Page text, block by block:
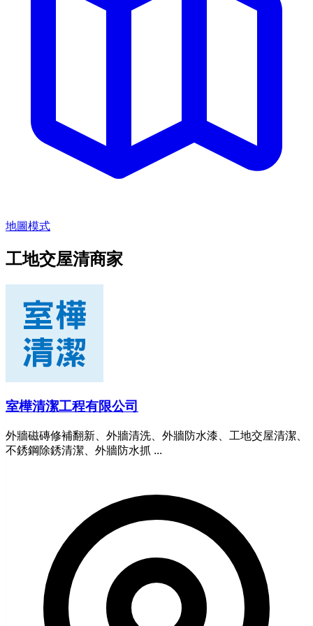
地圖模式
工地交屋清商家
室樺清潔工程有限公司
外牆磁磚修補翻新、外牆清洗、外牆防水漆、工地交屋清潔、
不銹鋼除銹清潔、外牆防水抓 ...